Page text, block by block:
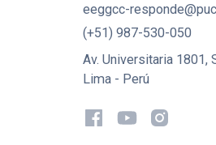
eeggcc-
(+51) 987-530-050
Av. Universitaria 1801,
Lima - Perú